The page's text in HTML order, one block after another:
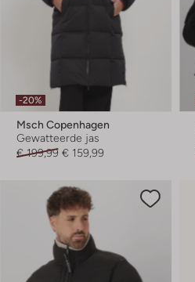
-20%
Msch Copenhagen
Gewatteerde jas
€ 199,99 € 159,99